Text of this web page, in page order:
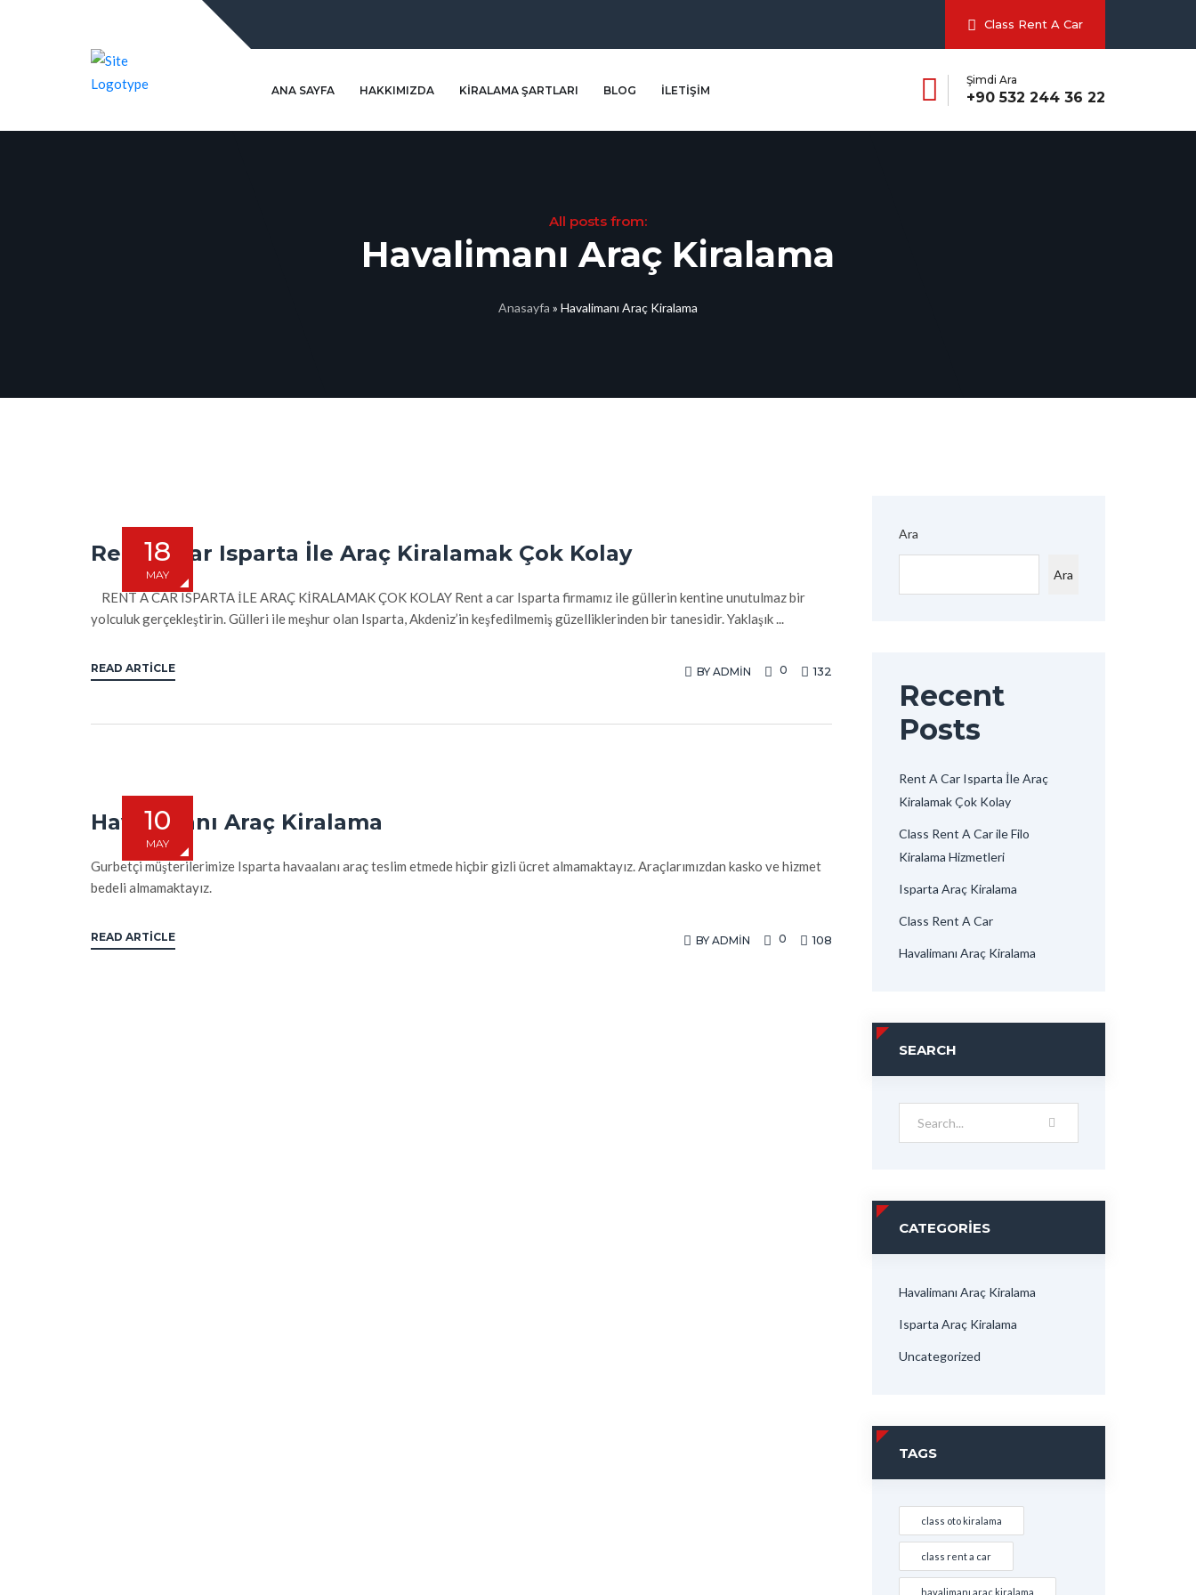
Class Rent A Car
Şimdi Ara
+90 532 244 36 22
ANA SAYFA HAKKIMIZDA KIRALAMA ŞARTLARI BLOG İLETIŞIM
All posts from:
Havalimanı Araç Kiralama
Anasayfa » Havalimanı Araç Kiralama
18
MAY
Rent A Car Isparta İle Araç Kiralamak Çok Kolay
RENT A CAR ISPARTA İLE ARAÇ KİRALAMAK ÇOK KOLAY Rent a car Isparta firmamız ile güllerin kentine unutulmaz bir
yolculuk gerçekleştirin. Gülleri ile meşhur olan Isparta, Akdeniz’in keşfedilmemiş güzelliklerinden bir tanesidir. Yaklaşık ...
READ ARTICLE BY ADMIN 0 132
10
MAY
Havalimanı Araç Kiralama
Gurbetçi müşterilerimize Isparta havaalanı araç teslim etmede hiçbir gizli ücret almamaktayız. Araçlarımızdan kasko ve hizmet
bedeli almamaktayız.
READ ARTICLE BY ADMIN 0 108
Ara
Ara
Recent
Posts
Rent A Car Isparta İle Araç
Kiralamak Çok Kolay
Class Rent A Car ile Filo
Kiralama Hizmetleri
Isparta Araç Kiralama
Class Rent A Car
Havalimanı Araç Kiralama
SEARCH
CATEGORIES
Havalimanı Araç Kiralama
Isparta Araç Kiralama
Uncategorized
TAGS
class oto kiralama
class rent a car
havalimanı araç kiralama